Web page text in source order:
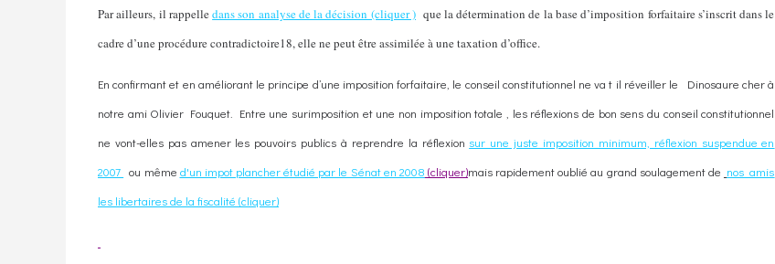
Par ailleurs, il rappelledans son analyse de la décision (cliquer ) que la détermination de la base d’imposition forfaitaire s’inscrit dans le
cadre d’une procédure contradictoire18, elle ne peut être assimilée à une taxation d’office.
En confirmant et en améliorant le principe d’une imposition forfaitaire, le conseil constitutionnel ne va t il réveiller le
Dinosaure cher à
notre ami Olivier Fouquet. Entre une surimposition et une non imposition totale , les réflexions de bon sens du conseil constitutionnel
ne vont-elles pas amener les pouvoirs publics à reprendre la réflexion sur une juste imposition minimum, réflexion suspendue en
2007 ou même d'un impot plancher étudié par le Sénat en 2008 (cliquer)mais rapidement oublié au grand soulagement de nos amis
les libertaires de la fiscalité (cliquer)